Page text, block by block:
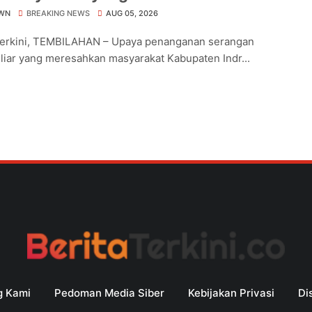
BREAKING NEWS AUG 05, 2026
TEMBILAHAN – Upaya penanganan serangan
yang meresahkan masyarakat Kabupaten Indr...
Kami Pedoman Media Siber Kebijakan Privasi